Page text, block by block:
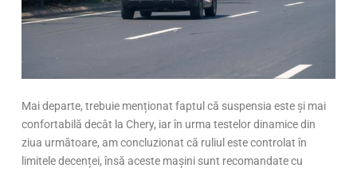
Mai departe, trebuie menționat faptul că suspensia este și mai
confortabilă decât la Chery, iar în urma testelor dinamice din
ziua următoare, am concluzionat că ruliul este controlat în
limitele decenței, însă aceste mașini sunt recomandate cu